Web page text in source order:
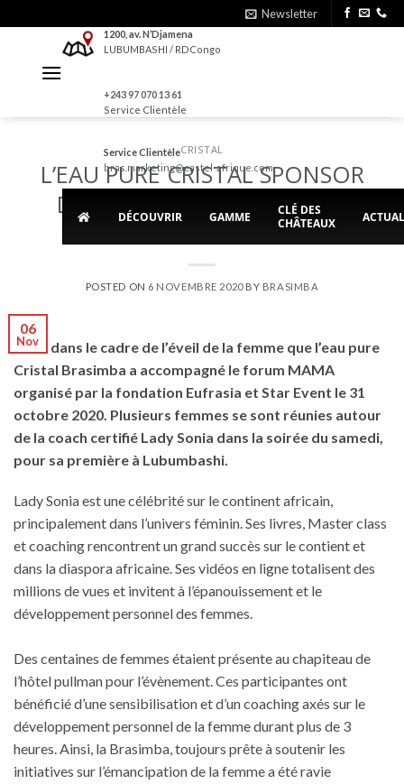
to
Newsletter
1200, av. N’Djamena
LUBUMBASHI / RDCongo
+243 97 070 13 61
Service Clientèle
Service Clientèle
bras.marketing@castel-afrique.com
DÉCOUVRIR GAMME
CLÉ DES
CHÂTEAUX
CRISTAL
L’EAU PURE CRISTAL SPONSOR
DU FORUM MAMA AVEC LA
COACH LADY SONIA
POSTED ON 6 NOVEMBRE 2020 BY BRASIMBA
06
Nov
C’est dans le cadre de l’éveil de la femme que l’eau pure
Cristal Brasimba a accompagné le forum MAMA
organisé par la fondation Eufrasia et Star Event le 31
octobre 2020. Plusieurs femmes se sont réunies autour
de la coach certifié Lady Sonia dans la soirée du samedi,
pour sa première à Lubumbashi.
Lady Sonia est une célébrité sur le continent africain,
principalement dans l’univers féminin. Ses livres, Master class
et coaching rencontrent un grand succès sur le contient et
dans la diaspora africaine. Ses vidéos en ligne totalisent des
millions de vues et invitent à l’épanouissement et le
développement personnel des femmes.
Des centaines de femmes étaient présente au chapiteau de
l’hôtel pullman pour l’évènement. Ces participantes ont
bénéficié d’une sensibilisation et d’un coaching axés sur le
développement personnel de la femme durant plus de 3
heures. Ainsi, la Brasimba, toujours prête à soutenir les
initiatives sur l’émancipation de la femme a été ravie